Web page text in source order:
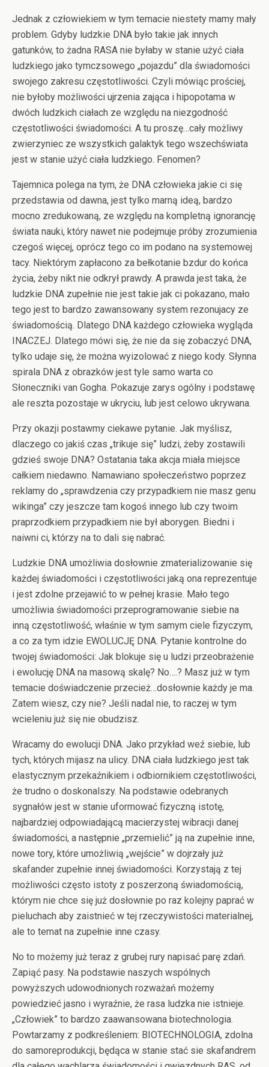
Jednak z człowiekiem w tym temacie niestety mamy mały
problem. Gdyby ludzkie DNA było takie jak innych
gatunków, to żadna RASA nie byłaby w stanie użyć ciała
ludzkiego jako tymczsowego „pojazdu” dla świadomości
swojego zakresu częstotliwości. Czyli mówiąc prościej,
nie byłoby możliwości ujrzenia zająca i hipopotama w
dwóch ludzkich ciałach ze względu na niezgodność
częstotliwości świadomości. A tu proszę…cały możliwy
zwierzyniec ze wszystkich galaktyk tego wszechświata
jest w stanie użyć ciała ludzkiego. Fenomen?
Tajemnica polega na tym, że DNA człowieka jakie ci się
przedstawia od dawna, jest tylko marną ideą, bardzo
mocno zredukowaną, ze względu na kompletną ignorancję
świata nauki, który nawet nie podejmuje próby zrozumienia
czegoś więcej, oprócz tego co im podano na systemowej
tacy. Niektórym zapłacono za bełkotanie bzdur do końca
życia, żeby nikt nie odkrył prawdy. A prawda jest taka, że
ludzkie DNA zupełnie nie jest takie jak ci pokazano, mało
tego jest to bardzo zawansowany system rezonujacy ze
świadomością. Dlatego DNA każdego człowieka wygląda
INACZEJ. Dlatego mówi się, że nie da się zobaczyć DNA,
tylko udaje się, że można wyizolować z niego kody. Słynna
spirala DNA z obrazków jest tyle samo warta co
Słoneczniki van Gogha. Pokazuje zarys ogólny i podstawę
ale reszta pozostaje w ukryciu, lub jest celowo ukrywana.
Przy okazji postawmy ciekawe pytanie. Jak myślisz,
dlaczego co jakiś czas „trikuje się” ludzi, żeby zostawili
gdzieś swoje DNA? Ostatania taka akcja miała miejsce
całkiem niedawno. Namawiano społeczeństwo poprzez
reklamy do „sprawdzenia czy przypadkiem nie masz genu
wikinga” czy jeszcze tam kogoś innego lub czy twoim
praprzodkiem przypadkiem nie był aborygen. Biedni i
naiwni ci, którzy na to dali się nabrać.
Ludzkie DNA umożliwia dosłownie zmaterializowanie się
każdej świadomości i częstotliwości jaką ona reprezentuje
i jest zdolne przejawić to w pełnej krasie. Mało tego
umożliwia świadomości przeprogramowanie siebie na
inną częstotliwość, właśnie w tym samym ciele fizyczym,
a co za tym idzie EWOLUCJĘ DNA. Pytanie kontrolne do
twojej świadomości: Jak blokuje się u ludzi przeobrażenie
i ewolucję DNA na masową skalę? No….? Masz już w tym
temacie doświadczenie przecież…dosłownie każdy je ma.
Zatem wiesz, czy nie? Jeśli nadal nie, to raczej w tym
wcieleniu już się nie obudzisz.
Wracamy do ewolucji DNA. Jako przykład weź siebie, lub
tych, których mijasz na ulicy. DNA ciała ludzkiego jest tak
elastycznym przekaźnikiem i odbiornikiem częstotliwości,
że trudno o doskonalszy. Na podstawie odebranych
sygnałów jest w stanie uformować fizyczną istotę,
najbardziej odpowiadającą macierzystej wibracji danej
świadomości, a następnie „przemielić” ją na zupełnie inne,
nowe tory, które umożliwią „wejście” w dojrzały już
skafander zupełnie innej świadomości. Korzystają z tej
możliwości często istoty z poszerzoną świadomością,
którym nie chce się już dosłownie po raz kolejny paprać w
pieluchach aby zaistnieć w tej rzeczywistości materialnej,
ale to temat na zupełnie inne czasy.
No to możemy już teraz z grubej rury napisać parę zdań.
Zapiąć pasy. Na podstawie naszych wspólnych
powyższych udowodnionych rozważań możemy
powiedzieć jasno i wyraźnie, że rasa ludzka nie istnieje.
„Człowiek” to bardzo zaawansowana biotechnologia.
Powtarzamy z podkreśleniem: BIOTECHNOLOGIA, zdolna
do samoreprodukcji, będąca w stanie stać sie skafandrem